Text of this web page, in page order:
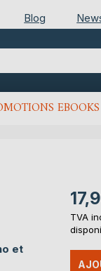
Blog
EBOOKS
et
TVA